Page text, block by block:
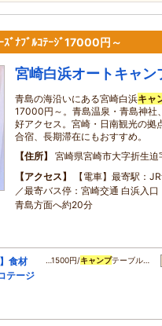
ｽﾞﾅﾌﾞﾙｺﾃｰｼﾞ17000円～
宮崎白浜オートキャン
青島の海沿いにある宮崎白浜キャ
17000円～。青島温泉・青島神社
好アクセス。宮崎・日南観光の拠
合宿、長期滞在にもおすすめ。
住所
宮崎県宮崎市大字折生迫
アクセス
【電車】最寄駅：
／最寄バス停：宮崎交通 白浜入
青島方面へ約20分
食材
テージ
…1500円/キャンプテーブル…